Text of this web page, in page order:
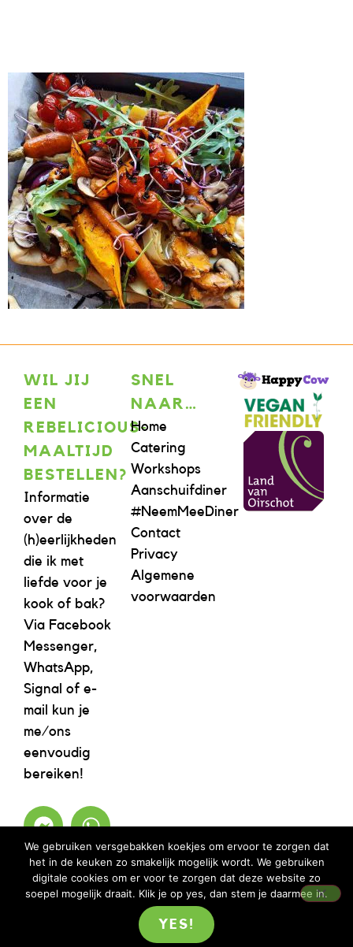
WIL JIJ
EEN
REBELICIOUS-
MAALTIJD
BESTELLEN?
Informatie
over de
(h)eerlijkheden
die ik met
liefde voor je
kook of bak?
Via Facebook
Messenger,
WhatsApp,
Signal of e-
mail kun je
me/ons
eenvoudig
bereiken!
SNEL
NAAR…
Home
Catering
Workshops
Aanschuifdiner
#NeemMeeDiner
Contact
Privacy
Algemene
voorwaarden
©2023 REBELICIOUS – ALLE RECHTEN VOORBEHOUDEN | WEBSITE ISM
We gebruiken versgebakken koekjes om ervoor te zorgen dat
het in de keuken zo smakelijk mogelijk wordt. We gebruiken
digitale cookies om er voor te zorgen dat deze website zo
soepel mogelijk draait. Klik je op yes, dan stem je daarmee in.
YES!